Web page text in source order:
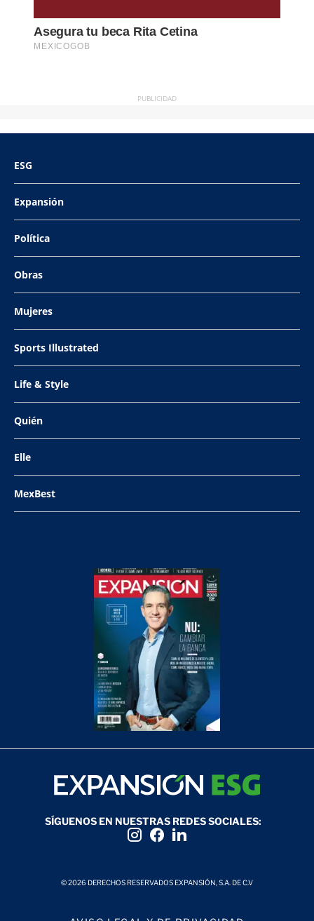
PUBLICIDAD
ESG
Expansión
Política
Obras
Mujeres
Sports Illustrated
Life & Style
Quién
Elle
MexBest
SÍGUENOS EN NUESTRAS REDES SOCIALES:
© 2026 DERECHOS RESERVADOS EXPANSIÓN, S.A. DE C.V